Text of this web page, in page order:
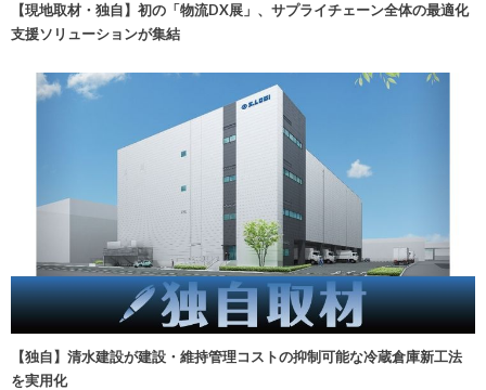
【現地取材・独自】初の「物流DX展」、サプライチェーン全体の最適化
支援ソリューションが集結
【独自】清水建設が建設・維持管理コストの抑制可能な冷蔵倉庫新工法
を実用化